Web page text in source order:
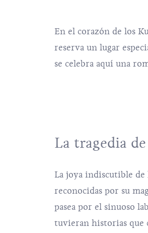
En el corazón de los
reserva un lugar
se celebra aquí una
La tragedia
La joya indiscutible de
reconocidas por su
pasea por el sinuoso
tuvieran historias que